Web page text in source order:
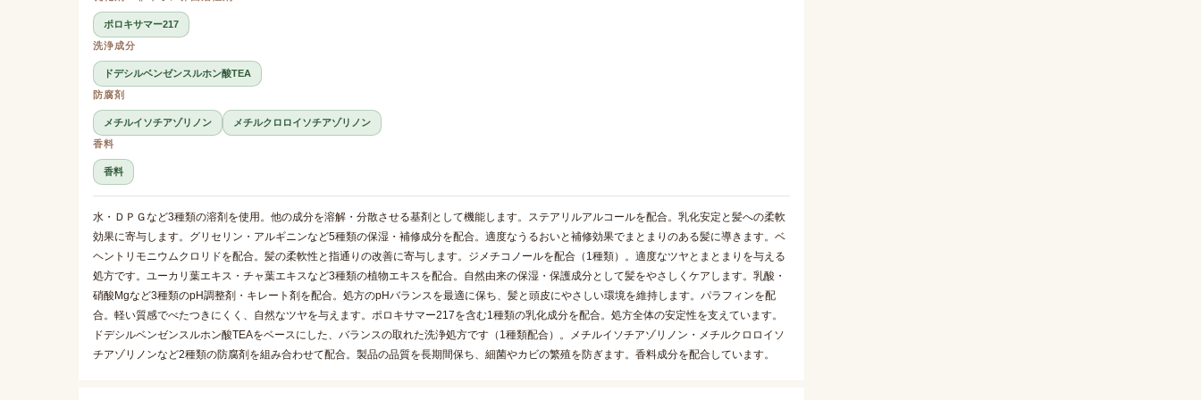
ポロキサマー217
洗浄成分
ドデシルベンゼンスルホン酸TEA
防腐剤
メチルイソチアゾリノン
メチルクロロイソチアゾリノン
香料
香料
水・ＤＰＧなど3種類の溶剤を使用。他の成分を溶解・分散させる基剤として機能します。ステアリルアルコールを配合。乳化安定と髪への柔軟
効果に寄与します。グリセリン・アルギニンなど5種類の保湿・補修成分を配合。適度なうるおいと補修効果でまとまりのある髪に導きます。ベ
ヘントリモニウムクロリドを配合。髪の柔軟性と指通りの改善に寄与します。ジメチコノールを配合（1種類）。適度なツヤとまとまりを与える
処方です。ユーカリ葉エキス・チャ葉エキスなど3種類の植物エキスを配合。自然由来の保湿・保護成分として髪をやさしくケアします。乳酸・
硝酸Mgなど3種類のpH調整剤・キレート剤を配合。処方のpHバランスを最適に保ち、髪と頭皮にやさしい環境を維持します。パラフィンを配
合。軽い質感でべたつきにくく、自然なツヤを与えます。ポロキサマー217を含む1種類の乳化成分を配合。処方全体の安定性を支えています。
ドデシルベンゼンスルホン酸TEAをベースにした、バランスの取れた洗浄処方です（1種類配合）。メチルイソチアゾリノン・メチルクロロイソ
チアゾリノンなど2種類の防腐剤を組み合わせて配合。製品の品質を長期間保ち、細菌やカビの繁殖を防ぎます。香料成分を配合しています。